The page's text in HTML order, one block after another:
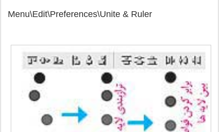
Menu\Edit\Preferences\Unite & Ruler